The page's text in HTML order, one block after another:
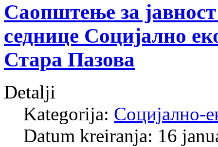
Саопштење за
седнице Социјално
Стара Пазова
Detalji
Kategorija: Социјално-
Datum kreiranja: 16